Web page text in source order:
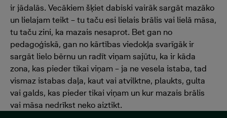
ir jādalās. Vecākiem šķiet dabiski vairāk sargāt mazāko
un lielajam teikt – tu taču esi lielais brālis vai lielā māsa,
tu taču zini, ka mazais nesaprot. Bet gan no
pedagoģiskā, gan no kārtības viedokļa svarīgāk ir
sargāt lielo bērnu un radīt viņam sajūtu, ka ir kāda
zona, kas pieder tikai viņam – ja ne vesela istaba, tad
vismaz istabas daļa, kaut vai atvilktne, plaukts, gulta
vai galds, kas pieder tikai viņam un kur mazais brālis
vai māsa nedrīkst neko aiztikt.